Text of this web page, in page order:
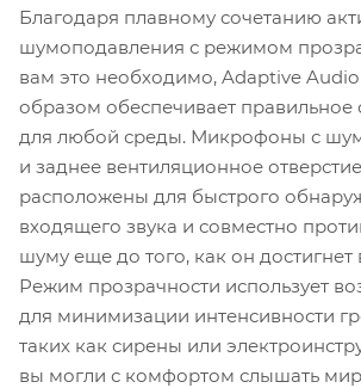
Благодаря плавному сочетанию
шумоподавления с режимом
вам это необходимо, Adaptive
образом обеспечивает правильное
для любой среды. Микрофоны с
и заднее вентиляционное
расположены для быстрого
входящего звука и совместно
шуму еще до того, как он достигнет
Режим прозрачности использует
для минимизации интенсивности
таких как сирены или
вы могли с комфортом слышать мир